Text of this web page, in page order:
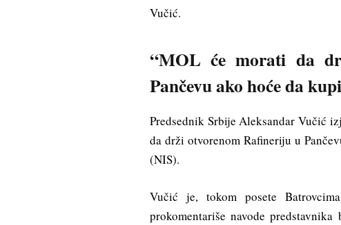
Vučić.
“MOL će morati da
Pančevu ako hoće da
Predsednik Srbije Aleksandar Vučić
da drži otvorenom Rafineriju u
(NIS).
Vučić je, tokom posete
prokomentariše navode